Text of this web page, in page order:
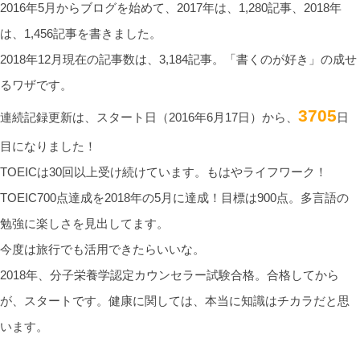
2016年5月からブログを始めて、2017年は、1,280記事、2018年
は、1,456記事を書きました。
2018年12月現在の記事数は、3,184記事。「書くのが好き」の成せ
るワザです。
連続記録更新は、スタート日（2016年6月17日）から、 3705日
目になりました！
TOEICは30回以上受け続けています。もはやライフワーク！
TOEIC700点達成を2018年の5月に達成！目標は900点。多言語の
勉強に楽しさを見出してます。
今度は旅行でも活用できたらいいな。
2018年、分子栄養学認定カウンセラー試験合格。合格してから
が、スタートです。健康に関しては、本当に知識はチカラだと思
います。